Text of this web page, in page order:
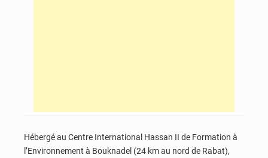
Hébergé au Centre International Hassan II de Formation à
l’Environnement à Bouknadel (24 km au nord de Rabat),